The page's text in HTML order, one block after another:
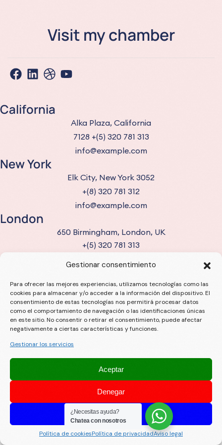
Gestionar consentimiento
Para ofrecer las mejores experiencias, utilizamos tecnologías como las
cookies para almacenar y/o acceder a la información del dispositivo. El
consentimiento de estas tecnologías nos permitirá procesar datos
como el comportamiento de navegación o las identificaciones únicas
en este sitio. No consentir o retirar el consentimiento, puede afectar
negativamente a ciertas características y funciones.
Gestionar los servicios
Aceptar
Denegar
Ver preferencias
Política de cookiesPolítica de privacidadAviso legal
Visit my chamber
California
Alka Plaza, California
7128 +(5) 320 781 313
info@example.com
New York
Elk City, New York 3052
+(8) 320 781 312
info@example.com
London
650 Birmingham, London, UK
+(5) 320 781 313
Monday - Friday:
7:00 am – 23:00 pm
Saturday: Closed
© Alrights reserved bycrowdyTheme
¿Necesitas ayuda?
Chatea con nosotros